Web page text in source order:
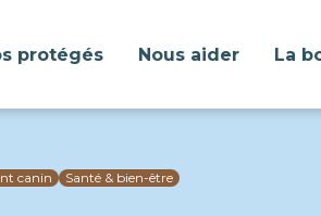
protégés Nous aider La
canin
Santé & bien-être